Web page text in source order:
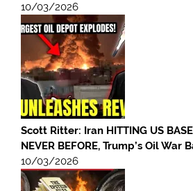
10/03/2026
Scott Ritter: Iran HITTING US
NEVER BEFORE, Trump’s Oil War
10/03/2026